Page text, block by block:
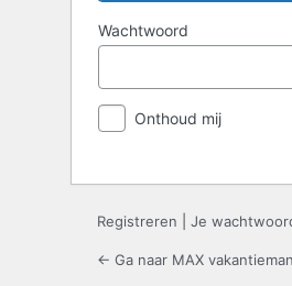
Wachtwoord
Onthoud mij
Registreren Je
← Ga naar MAX vakantieman